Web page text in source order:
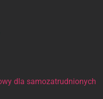
dla samozatrudnionych